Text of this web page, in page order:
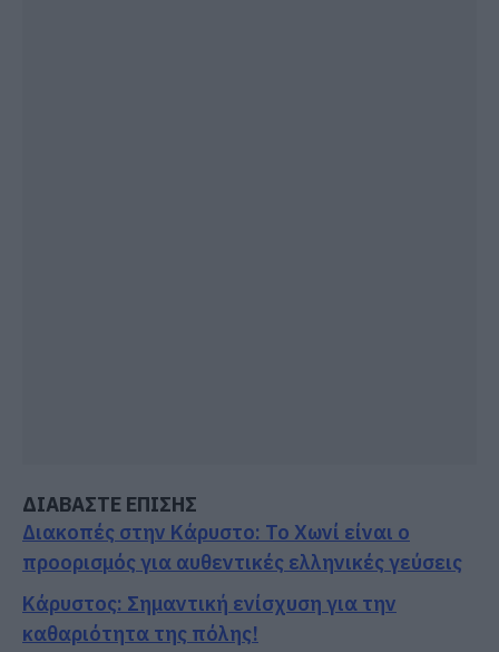
ΔΙΑΒΑΣΤΕ ΕΠΙΣΗΣ
Διακοπές στην Κάρυστο: Το Χωνί είναι ο
προορισμός για αυθεντικές ελληνικές γεύσεις
Κάρυστος: Σημαντική ενίσχυση για την
καθαριότητα της πόλης!